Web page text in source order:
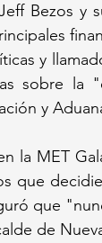
Bezos y
y
sobre la
y
la MET
que
que
de